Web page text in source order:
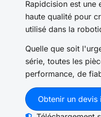
Rapidcision est une
haute qualité pour
utilisé dans la
Quelle que soit
série, toutes les
performance, de
Obtenir un devis